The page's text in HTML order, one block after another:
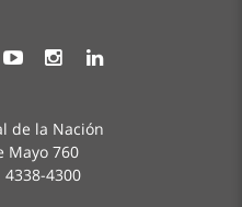
de la Nación
Mayo 760
4300